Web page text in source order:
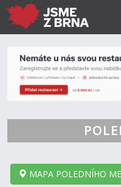
MAPA POLEDNÍHO